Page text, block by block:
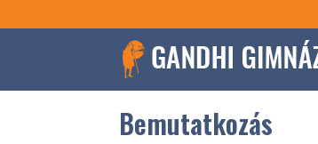
Bemutatkozás